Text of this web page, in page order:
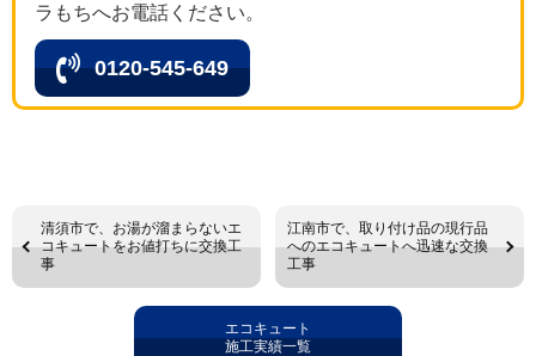
ラもちへお電話ください。
0120-545-649
清須市で、お湯が溜まらないエ
コキュートをお値打ちに交換工
事
江南市で、取り付け品の現行品
へのエコキュートへ迅速な交換
工事
エコキュート
施工実績一覧